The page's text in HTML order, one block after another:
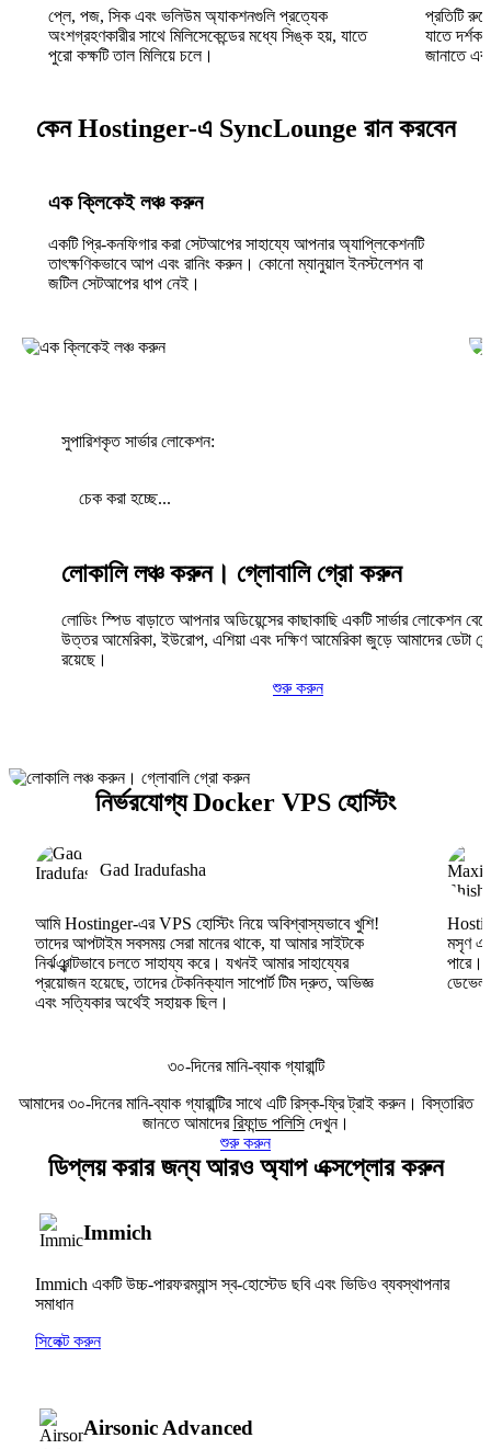
প্লে, পজ, সিক এবং ভলিউম অ্যাকশনগুলি প্রত্যেক
অংশগ্রহণকারীর সাথে মিলিসেকেন্ডের মধ্যে সিঙ্ক হয়, যাতে
পুরো কক্ষটি তাল মিলিয়ে চলে।
প্রতিটি
যাতে
জানাতে
কেন Hostinger-এ SyncLounge রান করবেন
এক ক্লিকেই লঞ্চ করুন
একটি প্রি-কনফিগার করা সেটআপের সাহায্যে আপনার অ্যাপ্লিকেশনটি
তাৎক্ষণিকভাবে আপ এবং রানিং করুন। কোনো ম্যানুয়াল ইনস্টলেশন বা
জটিল সেটআপের ধাপ নেই।
সুপারিশকৃত সার্ভার লোকেশন:
চেক করা হচ্ছে...
লোকালি লঞ্চ করুন। গ্লোবালি গ্রো করুন
লোডিং স্পিড বাড়াতে আপনার অডিয়েন্সের কাছাকাছি একটি সার্ভার লোকেশন
উত্তর আমেরিকা, ইউরোপ, এশিয়া এবং দক্ষিণ আমেরিকা জুড়ে আমাদের ডেটা
রয়েছে।
শুরু করুন
নির্ভরযোগ্য Docker VPS হোস্টিং
Gad Iradufasha
আমি Hostinger-এর VPS হোস্টিং নিয়ে অবিশ্বাস্যভাবে খুশি!
তাদের আপটাইম সবসময় সেরা মানের থাকে, যা আমার সাইটকে
নির্ঝঞ্ঝাটভাবে চলতে সাহায্য করে। যখনই আমার সাহায্যের
প্রয়োজন হয়েছে, তাদের টেকনিক্যাল সাপোর্ট টিম দ্রুত, অভিজ্ঞ
এবং সত্যিকার অর্থেই সহায়ক ছিল।
মসৃণ
৩০-দিনের মানি-ব্যাক গ্যারান্টি
আমাদের ৩০-দিনের মানি-ব্যাক গ্যারান্টির সাথে এটি রিস্ক-ফ্রি ট্রাই করুন। বিস্তারিত
জানতে আমাদেররিফান্ড পলিসিদেখুন।
শুরু করুন
ডিপ্লয় করার জন্য আরও অ্যাপ এক্সপ্লোর করুন
Immich
Immich একটি উচ্চ-পারফরম্যান্স স্ব-হোস্টেড ছবি এবং ভিডিও ব্যবস্থাপনার
সমাধান
সিলেক্ট করুন
Airsonic Advanced